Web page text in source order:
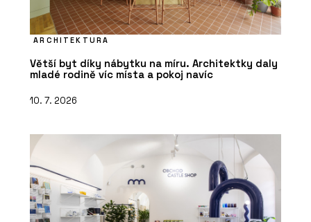
ARCHITEKTURA
Větší byt díky nábytku na míru. Architektky daly
mladé rodině víc místa a pokoj navíc
10. 7. 2026